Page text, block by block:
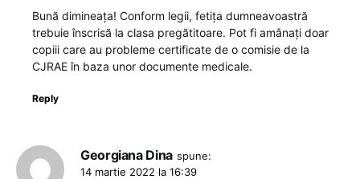
Bună dimineața! Conform legii, fetița dumneavoastră
trebuie înscrisă la clasa pregătitoare. Pot fi amânați doar
copiii care au probleme certificate de o comisie de la
CJRAE în baza unor documente medicale.
Reply
Georgiana Dina spune:
14 martie 2022 la 16:39